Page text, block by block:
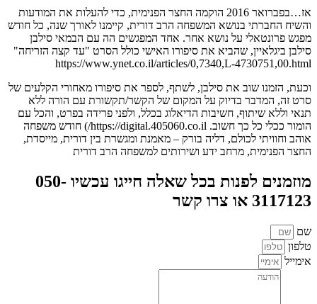
אז…בפברואר 2016 הוקמה החצר הפנימית, כדי להעלות את המודעות
והשיח החברתי בנושא המשפחה הרב דורית, קיימנו לאורך שנה, כל חודש
מפגש פרונטאלי על נושא אחר. אחד המפגשים הה עם הבמאי סילבן
סילבן ביגלאיין, שהביא את סיפורו האישי כולל הסרט "עד קצה הזריחה"
https://www.ynet.co.il/articles/0,7340,L-4730751,00.html
וכעת, הזמנו שוב את סילבן, לשתף, לספר את סיפורו מאחורי הקלעים של
סרט זה, המדבר בדיוק על המקום של הקשר/תקשורת עם הורה ללא
תנאי וללא שיתוף, חשיבות הדיאלוג בכלל, ולפני פרידה בפרט, והכל עם
הומור ככלי כל כך חשוב. https://digital.405060.co.il/) חודש משפחה
אוהב וחוויתי לכולם, דליה בורק – מאמנת ומגשרת בין דורית, מייסדת,
החצר הפנימית, מרחב ידע ושירותים למשפחה הרב דורית
מוזמנים לפנות בכל שאלה חייגו עכשיו 050-
3117123 או צרו קשר
שם
טלפון
אימייל